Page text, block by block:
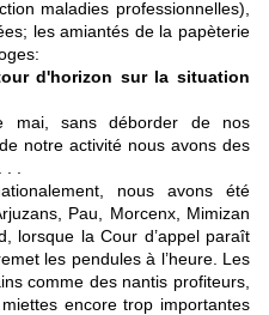
maladies professionnelles),
les amiantés de la papèterie
d'horizon sur la situation
sans déborder de nos
notre activité nous avons des
.
nous avons été
Pau, Morcenx, Mimizan
lorsque la Cour d’appel paraît
les pendules à l’heure. Les
comme des nantis profiteurs,
encore trop importantes